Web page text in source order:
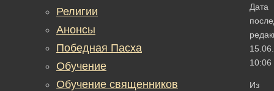
Дата
10:06
Из
Религии
Анонсы
Победная Пасха
Обучение
Обучение священников